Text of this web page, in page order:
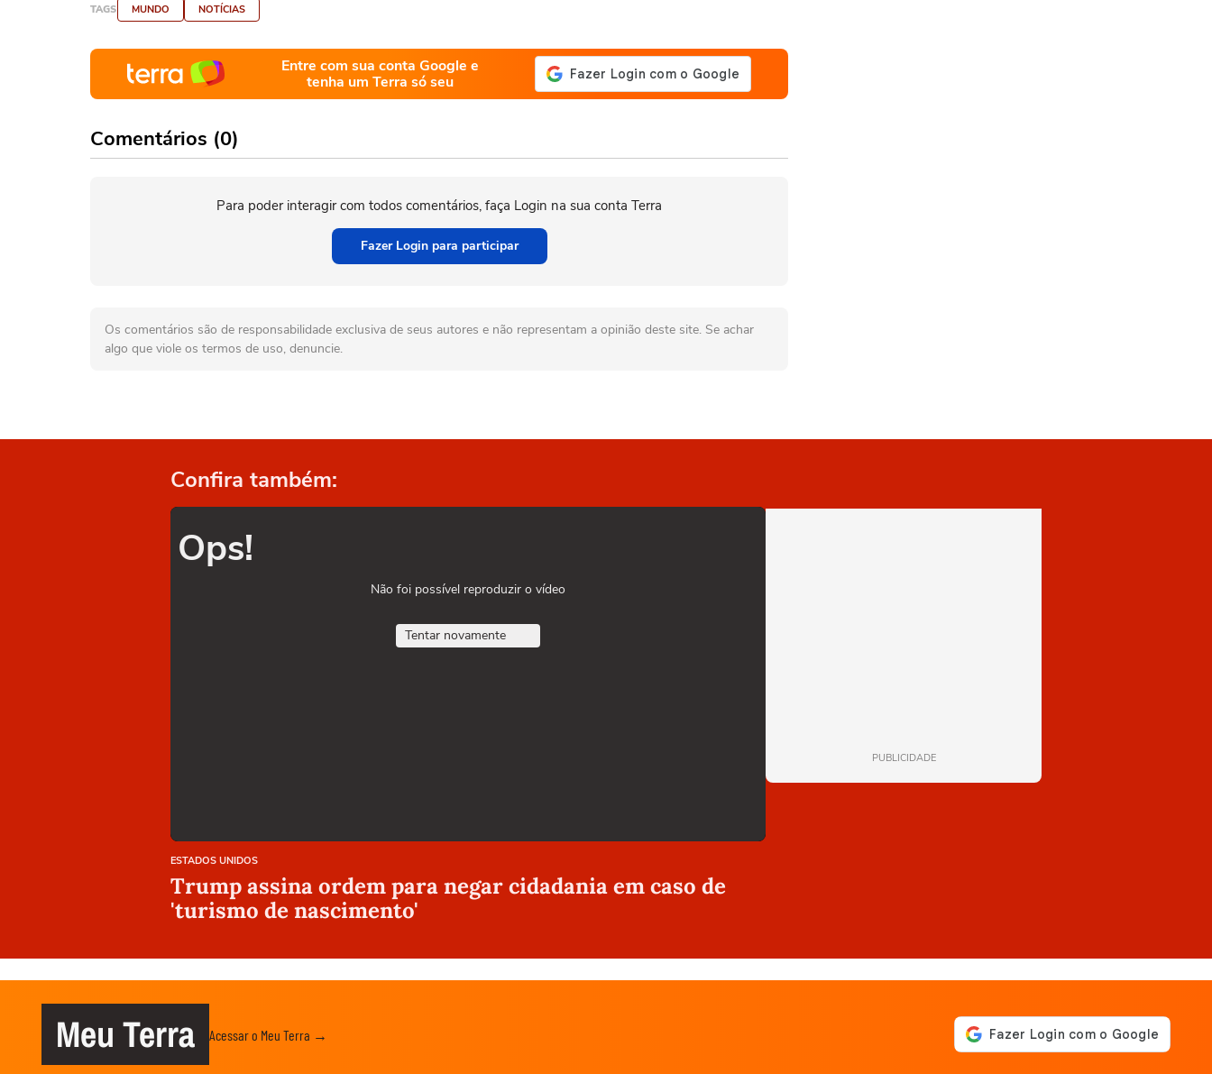
TAGS MUNDO NOTÍCIAS
Entre com sua conta Google e
tenha um Terra só seu
Comentários (0)
Para poder interagir com todos comentários, faça Login na sua conta Terra
Fazer Login para participar
Os comentários são de responsabilidade exclusiva de seus autores e não representam a opinião deste site. Se achar
algo que viole os termos de uso, denuncie.
Confira também:
Ops!
Não foi possível reproduzir o vídeo
Tentar novamente
ESTADOS UNIDOS
Trump assina ordem para negar cidadania em caso de
'turismo de nascimento'
PUBLICIDADE
Meu Terra Acessar o Meu Terra →